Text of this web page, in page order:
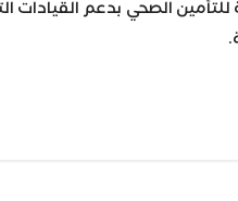
للتأمين الصحي بدعم